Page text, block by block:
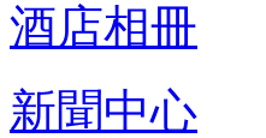
酒店相冊
新聞中心